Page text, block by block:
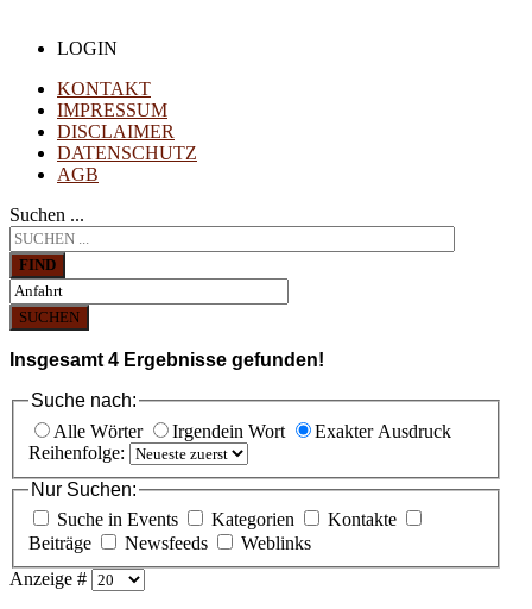
LOGIN
KONTAKT
IMPRESSUM
DISCLAIMER
DATENSCHUTZ
AGB
Suchen ...
FIND
SUCHEN
Insgesamt 4 Ergebnisse gefunden!
Suche nach:
Alle Wörter
Irgendein Wort
Exakter Ausdruck
Reihenfolge:
Nur Suchen:
Suche in Events
Kategorien
Kontakte
Beiträge
Newsfeeds
Weblinks
Anzeige #